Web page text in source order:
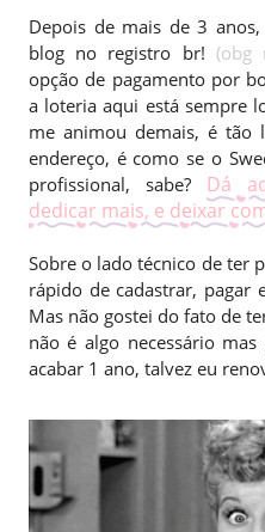
Depois de mais de 3
blog no registro br! (obg
opção de pagamento por
a loteria aqui está sempre
me animou demais, é tão
endereço, é como se o
profissional, sabe? Dá
dedicar mais, e deixar
Sobre o lado técnico de ter
rápido de cadastrar, pagar
Mas não gostei do fato de
não é algo necessário
acabar 1 ano, talvez eu